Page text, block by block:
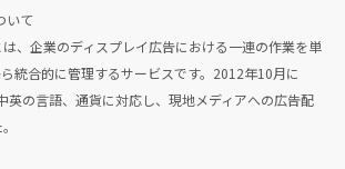
いて
は、企業のディスプレイ広告における一連の作業を単
統合的に管理するサービスです。2012年10月に
英の言語、通貨に対応し、現地メディアへの広告配